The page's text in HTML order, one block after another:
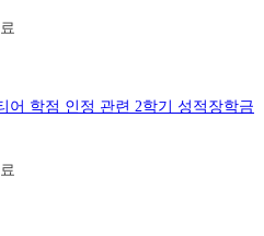
어 학점 인정 관련 2학기 성적장학금